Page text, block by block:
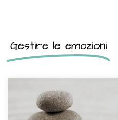
migliorare la
Gestire le emozioni